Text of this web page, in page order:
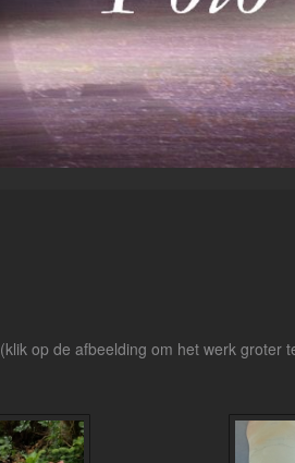
(klik op de afbeelding om het werk groter